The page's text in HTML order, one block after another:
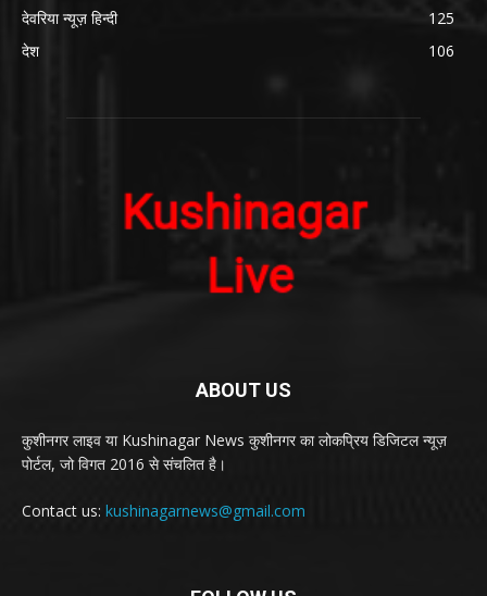
देवरिया न्यूज़ हिन्दी
125
देश
106
ABOUT US
कुशीनगर लाइव या Kushinagar News कुशीनगर का लोकप्रिय डिजिटल न्यूज़
पोर्टल, जो विगत 2016 से संचलित है।
Contact us: kushinagarnews@gmail.com